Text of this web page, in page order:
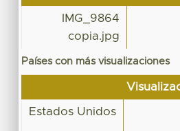
IMG_9864
copia.jpg
Países con más visualizaciones
Estados Unidos